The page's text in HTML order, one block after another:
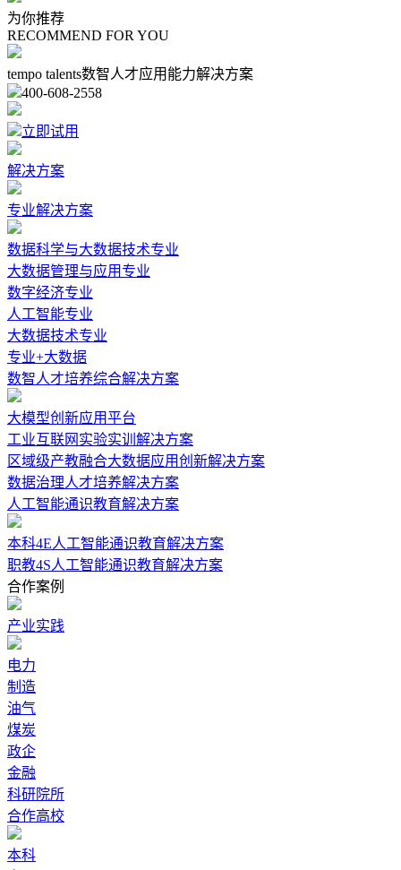
为你推荐
RECOMMEND FOR YOU
tempo talents数智人才应用能力解决方案
400-608-2558
立即试用
解决方案
专业解决方案
数据科学与大数据技术专业
大数据管理与应用专业
数字经济专业
人工智能专业
大数据技术专业
专业+大数据
数智人才培养综合解决方案
大模型创新应用平台
工业互联网实验实训解决方案
区域级产教融合大数据应用创新解决方案
数据治理人才培养解决方案
人工智能通识教育解决方案
本科4E人工智能通识教育解决方案
职教4S人工智能通识教育解决方案
合作案例
产业实践
电力
制造
油气
煤炭
政企
金融
科研院所
合作高校
本科